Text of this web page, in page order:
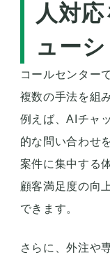
人対
ュー
コールセンター
複数の手法を組
例えば、AIチャ
的な問い合わせ
案件に集中する
顧客満足度の向
できます。
さらに、外注や